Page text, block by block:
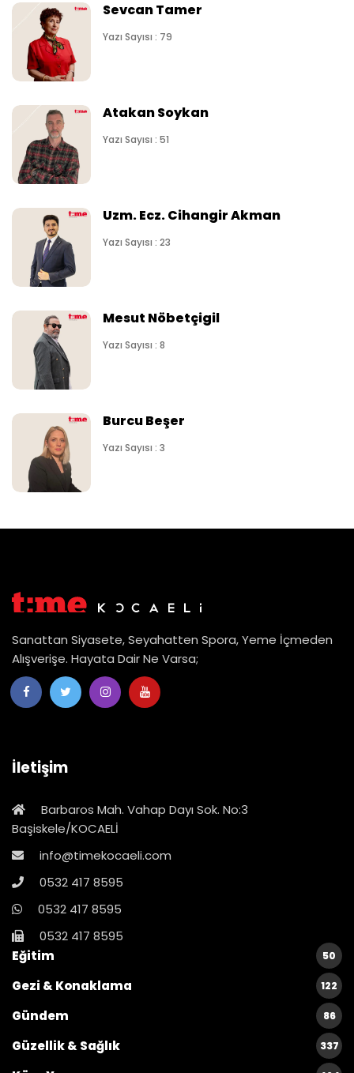
Sevcan Tamer
Yazı Sayısı : 79
Atakan Soykan
Yazı Sayısı : 51
Uzm. Ecz. Cihangir Akman
Yazı Sayısı : 23
Mesut Nöbetçigil
Yazı Sayısı : 8
Burcu Beşer
Yazı Sayısı : 3
Sanattan Siyasete, Seyahatten Spora, Yeme İçmeden
Alışverişe. Hayata Dair Ne Varsa;
İletişim
Barbaros Mah. Vahap Dayı Sok. No:3
Başiskele/KOCAELİ
info@timekocaeli.com
0532 417 8595
0532 417 8595
0532 417 8595
Eğitim
50
Gezi & Konaklama 122
Gündem 86
Güzellik & Sağlık 337